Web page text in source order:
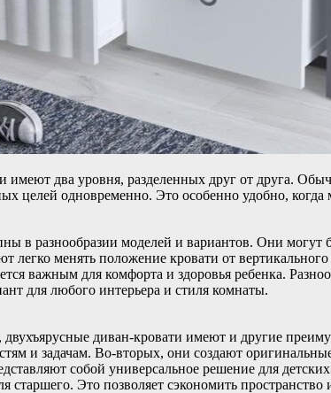
имеют два уровня, разделенных друг от друга.
целей одновременно. Это особенно удобно,
в разнообразии моделей и вариантов. Они
легко менять положение кровати от
важным для комфорта и здоровья ребенка.
для любого интерьера и стиля комнаты.
диван-кровати имеют и другие
и задачам. Во-вторых, они создают
собой универсальное решение для
Это позволяет сэкономить